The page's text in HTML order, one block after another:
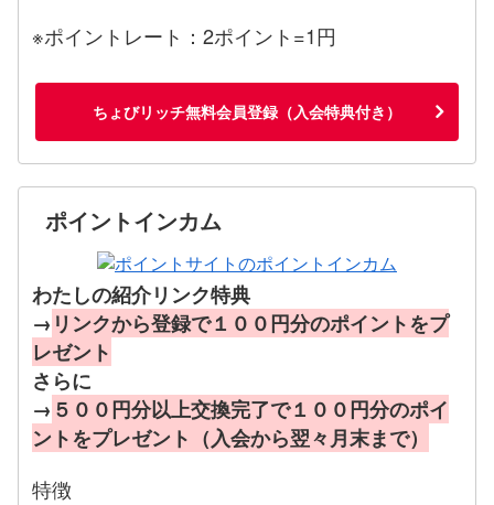
※ポイントレート：2ポイント=1円
ちょびリッチ無料会員登録（入会特典付き）
ポイントインカム
わたしの紹介リンク特典
→ リンクから登録で１００円分のポイントをプ
レゼント
さらに
→ ５００円分以上交換完了で１００円分のポイ
ントをプレゼント（入会から翌々月末まで）
特徴